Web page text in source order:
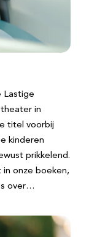
Lastige
in
titel voorbij
kinderen
prikkelend.
in onze boeken,
over…